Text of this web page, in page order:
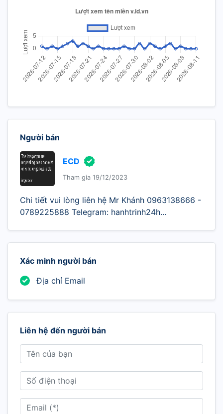
Người bán
ECD
Tham gia 19/12/2023
Chi tiết vui lòng liên hệ Mr Khánh 0963138666 -
0789225888 Telegram: hanhtrinh24h...
Xác minh người bán
Địa chỉ Email
Liên hệ đến người bán